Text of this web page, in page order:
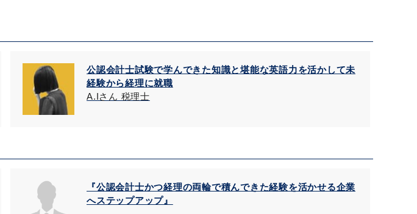
公認会計士試験で学んできた知識と堪能な英語力を活かして未
経験から経理に就職
A.Iさん 税理士
『公認会計士かつ経理の両輪で積んできた経験を活かせる企業
へステップアップ』